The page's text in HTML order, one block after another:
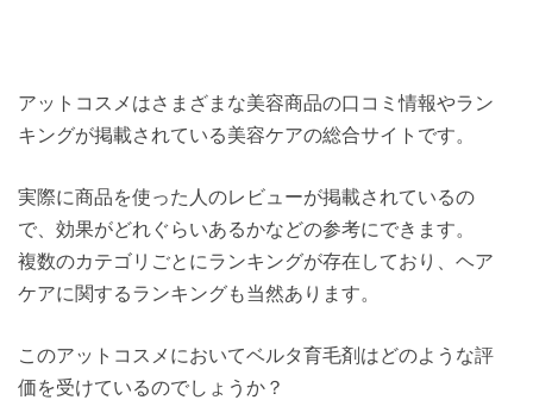
アットコスメはさまざまな美容商品の口コミ情報やラン
キングが掲載されている美容ケアの総合サイトです。
実際に商品を使った人のレビューが掲載されているの
で、効果がどれぐらいあるかなどの参考にできます。
複数のカテゴリごとにランキングが存在しており、ヘア
ケアに関するランキングも当然あります。
このアットコスメにおいてベルタ育毛剤はどのような評
価を受けているのでしょうか？